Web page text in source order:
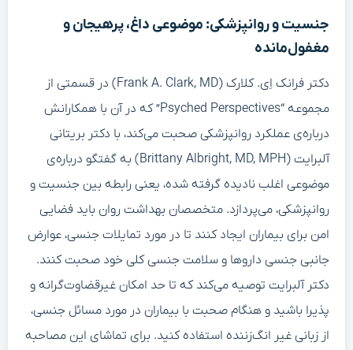
جنسیت و روانپزشکی: موضوعی داغ، پرهیجان و
مغفول‌مانده
دکتر فرانک اِی. کلارک (Frank A. Clark, MD) در قسمتی از
مجموعه “Psyched Perspectives” که در آن با همکارانش
درباره‌ی عملکرد روانپزشکی صحبت می‌کند، با دکتر بریتانی
آلبرایت (Brittany Albright, MD, MPH) به گفتگو درباره‌ی
موضوعی اغلب نادیده گرفته شده، یعنی رابطه بین جنسیت و
روانپزشکی، می‌پردازد. متخصصان بهداشت روان باید فضایی
امن برای بیماران ایجاد کنند تا در مورد تمایلات جنسی، عوارض
جانبی جنسی داروها و سلامت جنسی کلی خود صحبت کنند.
دکتر آلبرایت توصیه می‌کند که تا حد امکان غیرقضاوت‌گرانه و
پذیرا باشید و هنگام صحبت با بیماران در مورد مسائل جنسی،
از زبانی غیر انگ‌زننده استفاده کنید. برای تماشای این مصاحبه